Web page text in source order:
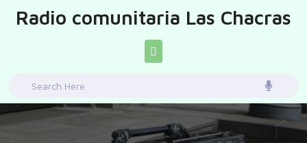
Radio comunitaria Las Chacras
Search
for: